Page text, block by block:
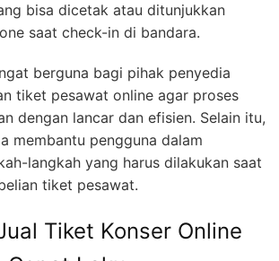
bisa dicetak atau ditunjukkan
saat check-in di bandara.
berguna bagi pihak penyedia
tiket pesawat online agar proses
dengan lancar dan efisien. Selain itu,
membantu pengguna dalam
langkah yang harus dilakukan saat
tiket pesawat.
Tiket Konser Online